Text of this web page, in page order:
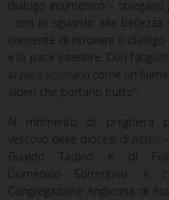
dialogo ecumenico – spiegano
, con lo sguardo alla bellezza
consente di ritrovare il
e la pace interiore. Con
la pace scorrano come un
alberi che portano frutto”.
Al momento di preghiera
vescovo delle diocesi di Assisi
Gualdo Tadino e di
Domenico Sorrentino, il
Congregazione Anglicana di